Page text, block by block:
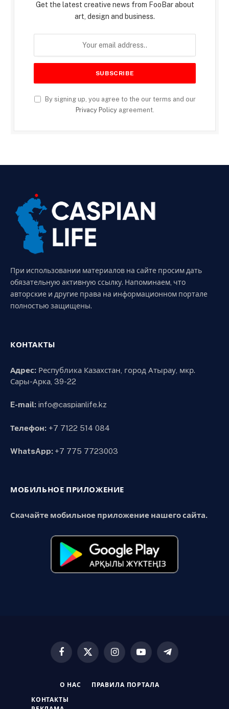
Get the latest creative news from FooBar about
art, design and business.
By signing up, you agree to the our terms and our
Privacy Policyagreement.
При использовании материалов на сайте просим дать
обязательную активную ссылку. Напоминаем, что
авторские и другие права на информационном портале
полностью защищены.
КОНТАКТЫ
Адрес: Республика Казахстан, город Атырау, мкр.
Сары-Арка, 39-22
E-mail: info@caspianlife.kz
Телефон: +7 7122 514 084
WhatsApp: +7 775 7723003
МОБИЛЬНОЕ ПРИЛОЖЕНИЕ
Скачайте мобильное приложение нашего сайта.
Facebook
X
InstagramYouTubeTelegram
О НАС ПРАВИЛА ПОРТАЛА
КОНТАКТЫ